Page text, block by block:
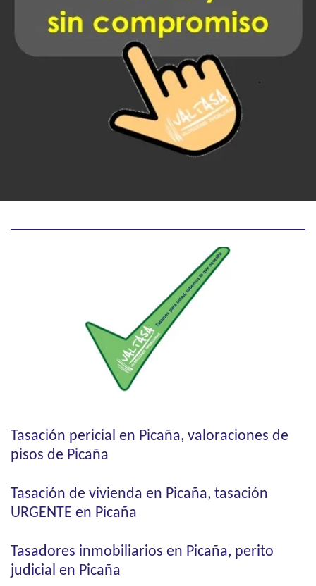
Tasación pericial en Picaña, valoraciones de
pisos de Picaña
Tasación de vivienda en Picaña, tasación
URGENTE en Picaña
Tasadores inmobiliarios en Picaña, perito
judicial en Picaña